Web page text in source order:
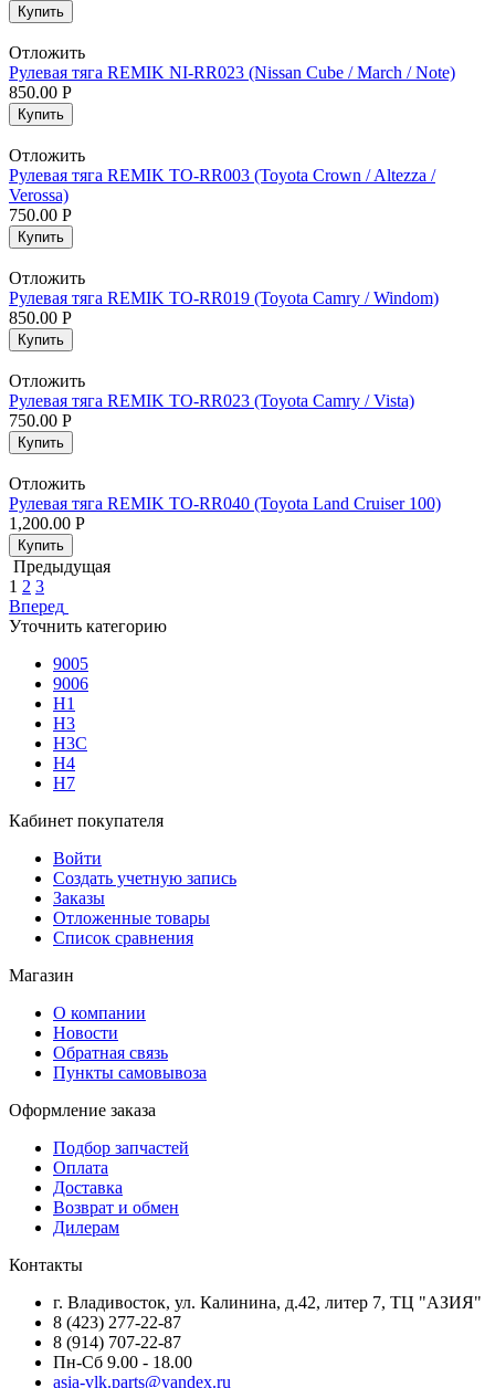
Купить
Отложить
Рулевая тяга REMIK NI-RR023 (Nissan Cube / March / Note)
850.00 Р
Купить
Отложить
Рулевая тяга REMIK TO-RR003 (Toyota Crown / Altezza /
Verossa)
750.00 Р
Купить
Отложить
Рулевая тяга REMIK TO-RR019 (Toyota Camry / Windom)
850.00 Р
Купить
Отложить
Рулевая тяга REMIK TO-RR023 (Toyota Camry / Vista)
750.00 Р
Купить
Отложить
Рулевая тяга REMIK TO-RR040 (Toyota Land Cruiser 100)
1,200.00 Р
Купить
Предыдущая
1 2 3
Вперед
Уточнить категорию
9005
9006
H1
H3
H3C
H4
H7
Кабинет покупателя
Войти
Создать учетную запись
Заказы
Отложенные товары
Список сравнения
Магазин
О компании
Новости
Обратная связь
Пункты самовывоза
Оформление заказа
Подбор запчастей
Оплата
Доставка
Возврат и обмен
Дилерам
Контакты
г. Владивосток, ул. Калинина, д.42, литер 7, ТЦ "АЗИЯ"
8 (423) 277-22-87
8 (914) 707-22-87
Пн-Сб 9.00 - 18.00
asia-vlk.parts@yandex.ru